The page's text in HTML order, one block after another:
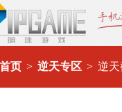
首页 逆天专区 逆天